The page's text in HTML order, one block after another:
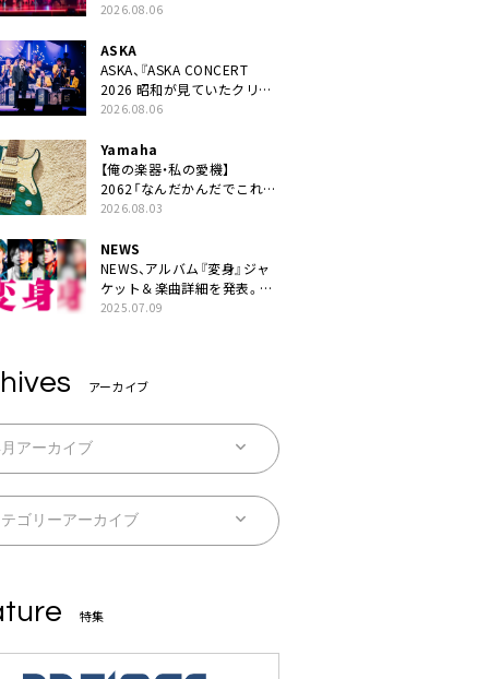
JAPAN 2026』での「クスシ
YouTube公開
2026.08.06
ASKA
ASKA、『ASKA CONCERT
2026 昭和が見ていたクリス
マス!? 』発売＆上映決定
2026.08.06
Yamaha
【俺の楽器・私の愛機】
2062「なんだかんだでこれが
1番」
2026.08.03
NEWS
NEWS、アルバム『変身』ジャ
ケット＆楽曲詳細を発表。ナ
レーションは⼭寺宏⼀
2025.07.09
アーカイブ
特集